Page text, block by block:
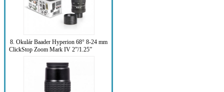
8. Okulár Baader Hyperion 68° 8-24 mm
ClickStop Zoom Mark IV 2”/1.25”